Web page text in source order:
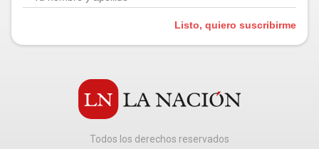
Listo, quiero suscribirme
Todos los derechos reservados